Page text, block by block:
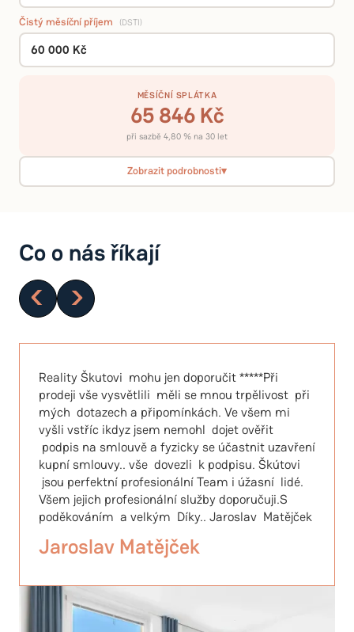
Čistý měsíční příjem (DSTI)
MĚSÍČNÍ SPLÁTKA
65 846 Kč
při sazbě 4,80 % na 30 let
Zobrazit podrobnosti▾
LTV 80 % DSTI i 109.7 %
Rozložení celkové platby
Jistina (úvěr) 46.7 %
Úroky
11 154 381 Kč
Vlastní zdroje
3 176 000 Kč
11.8 %
Celkem 26 880 381 Kč
Cena nemovitosti 15 726 000 Kč
Vlastní zdroje 3 176 000 Kč
Výše úvěru 12 550 000 Kč
Doba splácení
Celkem zaplatíte
Co o nás říkají
Reality Škutovi mohu jen doporučit *****Při
prodeji vše vysvětlili měli se mnou trpělivost při
mých dotazech a připomínkách. Ve všem mi
vyšli vstříc ikdyz jsem nemohl dojet ověřit
podpis na smlouvě a fyzicky se účastnit uzavření
kupní smlouvy.. vše dovezli k podpisu. Škútovi
jsou perfektní profesionální Team i úžasní lidé.
Všem jejich profesionální služby doporučuji.S
poděkováním a velkým Díky.. Jaroslav Matějček
Jaroslav Matějček